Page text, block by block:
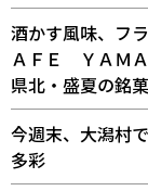
酒かす風味、
ＡＦＥ ＹＡＭ
県北・盛夏の銘菓
今週末、大潟村
多彩